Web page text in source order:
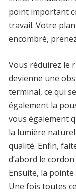
point important
travail. Votre
encombré,
Vous réduirez le
devienne une
terminal, ce qui
également la
vous également
la lumière
qualité. Enfin,
d’abord le
Ensuite, la
Une fois toutes